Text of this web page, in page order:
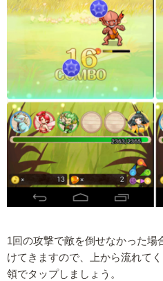
1回の攻撃で敵を倒せなかった
けてきますので、上から流れて
領でタップしましょう。